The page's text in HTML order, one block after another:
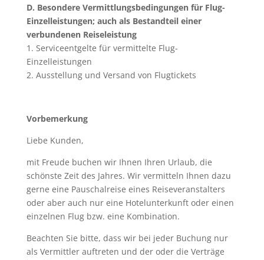
D. Besondere Vermittlungsbedingungen für Flug-
Einzelleistungen; auch als Bestandteil einer
verbundenen Reiseleistung
1. Serviceentgelte für vermittelte Flug-
Einzelleistungen
2. Ausstellung und Versand von Flugtickets
Vorbemerkung
Liebe Kunden,
mit Freude buchen wir Ihnen Ihren Urlaub, die
schönste Zeit des Jahres. Wir vermitteln Ihnen dazu
gerne eine Pauschalreise eines Reiseveranstalters
oder aber auch nur eine Hotelunterkunft oder einen
einzelnen Flug bzw. eine Kombination.
Beachten Sie bitte, dass wir bei jeder Buchung nur
als Vermittler auftreten und der oder die Verträge